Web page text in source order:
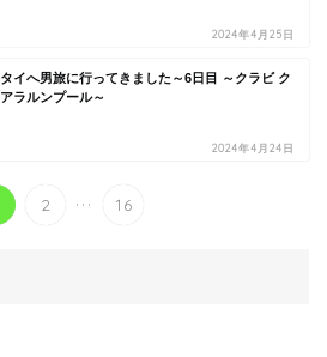
2024年4月25日
タイへ男旅に行ってきました～6日目 ～クラビ ク
アラルンプール～
2024年4月24日
2 ... 16